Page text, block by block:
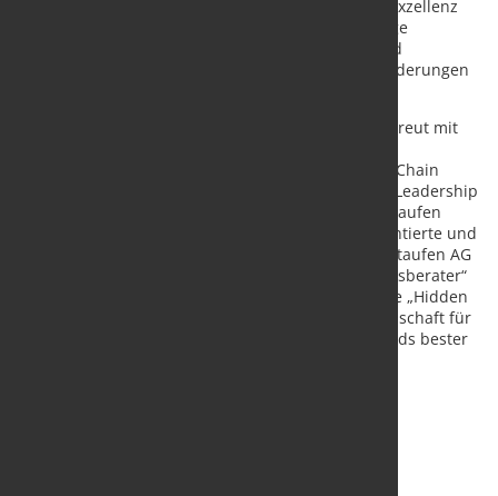
Verzahnung von Prozess-Exzellenz und Führungs-Exzellenz
sichert im Unternehmen dauerhaft eine nachhaltige
Veränderungskultur. Mit passenden Strategien und
Methoden setzt die Staufen AG die richtigen Veränderungen
Die internationale Lean Management-Beratung betreut mit
Kompetenzfeldern Operational Excellence, Supply Chain
Network Management, Organisationsentwicklung, Leadership
Excellence, Digitalisierung und Industrie 4.0. Die Staufen
Akademie bietet dazu auch zertifizierte, praxisorientierte und
passgenaue Qualifizierungen an. 2022 wurde die Staufen AG
zum neunten Mal in Folge als „Beste Unternehmensberater“
ausgezeichnet und im Rahmen der Branchenstudie „Hidden
Champions 2022/23“ der Wissenschaftlichen Gesellschaft für
Management und Beratung (WGMB) zu Deutschlands bester